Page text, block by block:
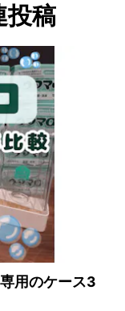
投稿
用のケース3